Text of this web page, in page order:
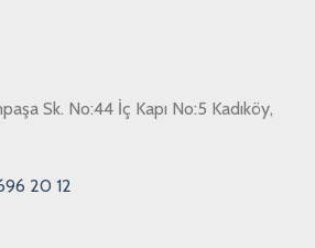
Sk. No:44 İç Kapı No:5 Kadıköy,
20 12